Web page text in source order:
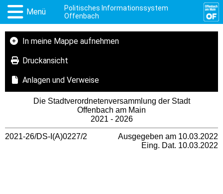
Menü
Politisches Informationssystem
Offenbach
In meine Mappe aufnehmen
Druckansicht
Anlagen und Verweise
Die Stadtverordnetenversammlung der Stadt
Offenbach am Main
2021 - 2026
2021-26/DS-I(A)0227/2
Ausgegeben am 10.03.2022
Eing. Dat. 10.03.2022